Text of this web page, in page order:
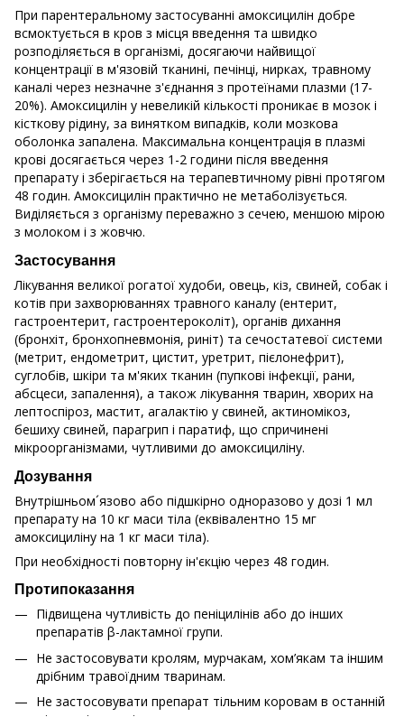
При парентеральному застосуванні амоксицилін добре
всмоктується в кров з місця введення та швидко
розподіляється в організмі, досягаючи найвищої
концентрації в м'язовій тканині, печінці, нирках, травному
каналі через незначне з'єднання з протеїнами плазми (17-
20%). Амоксицилін у невеликій кількості проникає в мозок і
кісткову рідину, за винятком випадків, коли мозкова
оболонка запалена. Максимальна концентрація в плазмі
крові досягається через 1-2 години після введення
препарату і зберігається на терапевтичному рівні протягом
48 годин. Амоксицилін практично не метаболізується.
Виділяється з організму переважно з сечею, меншою мірою
з молоком і з жовчю.
Застосування
Лікування великої рогатої худоби, овець, кіз, свиней, собак і
котів при захворюваннях травного каналу (ентерит,
гастроентерит, гастроентероколіт), органів дихання
(бронхіт, бронхопневмонія, риніт) та сечостатевої системи
(метрит, ендометрит, цистит, уретрит, пієлонефрит),
суглобів, шкіри та м'яких тканин (пупкові інфекції, рани,
абсцеси, запалення), а також лікування тварин, хворих на
лептоспіроз, мастит, агалактію у свиней, актиномікоз,
бешиху свиней, парагрип і паратиф, що спричинені
мікроорганізмами, чутливими до амоксициліну.
Дозування
Внутрішньом´язово або підшкірно одноразово у дозі 1 мл
препарату на 10 кг маси тіла (еквівалентно 15 мг
амоксициліну на 1 кг маси тіла).
При необхідності повторну ін'єкцію через 48 годин.
Протипоказання
Підвищена чутливість до пеніцилінів або до інших
препаратів β-лактамної групи.
Не застосовувати кролям, мурчакам, хом’якам та іншим
дрібним травоїдним тваринам.
Не застосовувати препарат тільним коровам в останній